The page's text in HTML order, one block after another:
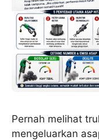
Pernah melihat
mengeluarkan